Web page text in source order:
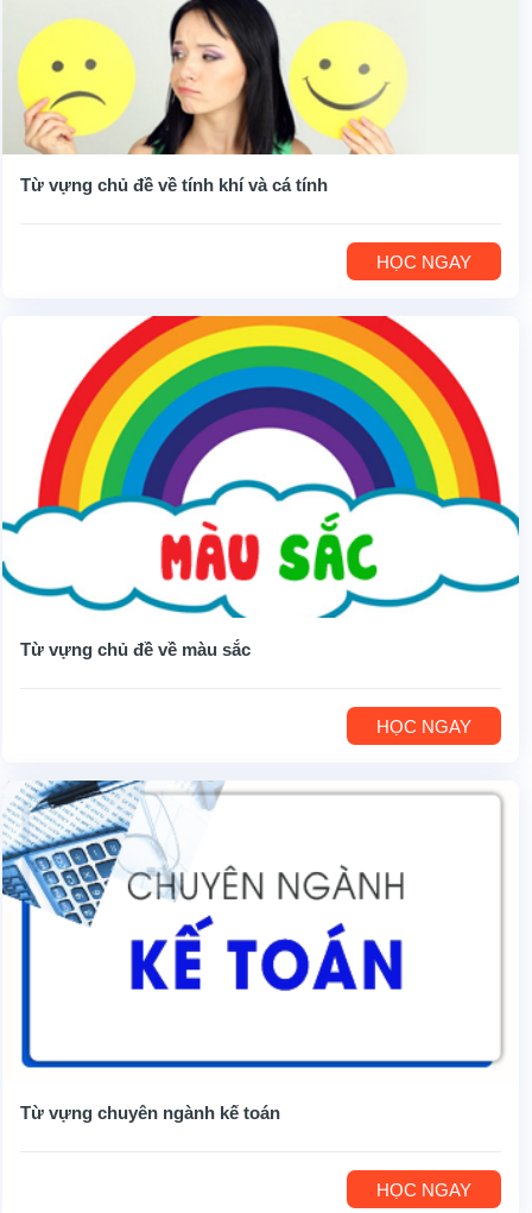
Từ vựng chủ đề về tính khí và cá tính
HỌC NGAY
Từ vựng chủ đề về màu sắc
HỌC NGAY
Từ vựng chuyên ngành kế toán
HỌC NGAY